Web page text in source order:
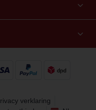
verklaring